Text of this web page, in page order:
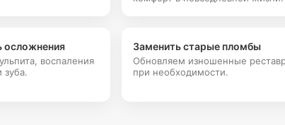
осложнения
воспаления
зуба.
Заменить старые пломбы
Обновляем изношенные
при необходимости.